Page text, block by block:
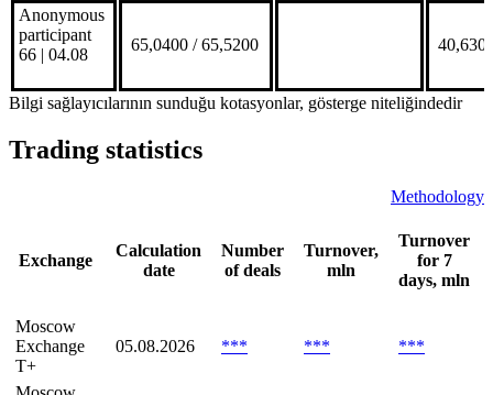
Anonymous
participant
66 | 04.08
65,0400 / 65,5200 40,630
Bilgi sağlayıcılarının sunduğu kotasyonlar, gösterge niteliğindedir
Trading statistics
Methodology
Exchange
Calculation
date
Number
of deals
Turnover,
mln
Turnover
for 7
days, mln
Moscow
Exchange
T+
05.08.2026 *** *** ***